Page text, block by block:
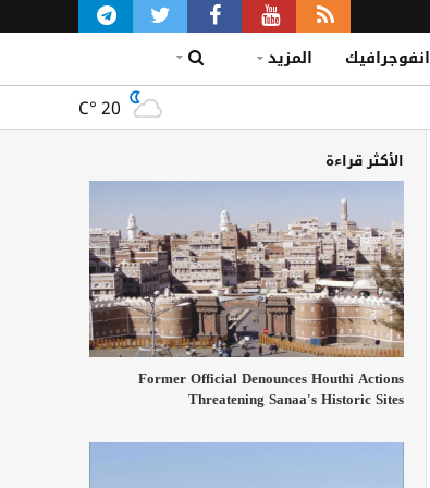
انفوجرافيك المزيد
C° 20
الأكثر قراءة
Former Official Denounces Houthi Actions
Threatening Sanaa's Historic Sites